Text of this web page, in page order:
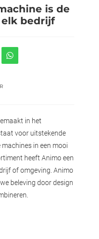
is de
bedrijf
in het
voor uitstekende
in een mooi
heeft Animo een
of omgeving. Animo
beleving door design